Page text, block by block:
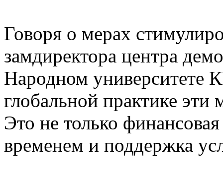
Говоря о мерах
замдиректора центра
Народном университете
глобальной практике эти
Это не только
временем и поддержка